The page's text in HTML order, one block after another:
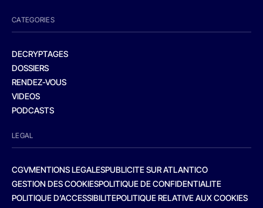
CATEGORIES
DECRYPTAGES
DOSSIERS
RENDEZ-VOUS
VIDEOS
PODCASTS
LEGAL
CGVMENTIONS LEGALESPUBLICITE SUR ATLANTICO
GESTION DES COOKIESPOLITIQUE DE CONFIDENTIALITE
POLITIQUE D’ACCESSIBILITEPOLITIQUE RELATIVE AUX COOKIES